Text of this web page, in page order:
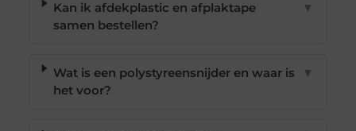
Kan ik afdekplastic en afplaktape
samen bestellen?
▼
Wat is een polystyreensnijder en waar is
het voor?
▼